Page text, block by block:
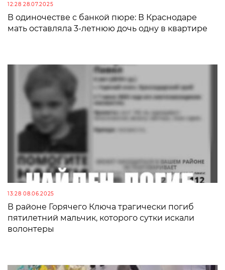
12:28 28.07.2025
В одиночестве с банкой пюре: В Краснодаре
мать оставляла 3-летнюю дочь одну в квартире
13:28 08.06.2025
В районе Горячего Ключа трагически погиб
пятилетний мальчик, которого сутки искали
волонтеры